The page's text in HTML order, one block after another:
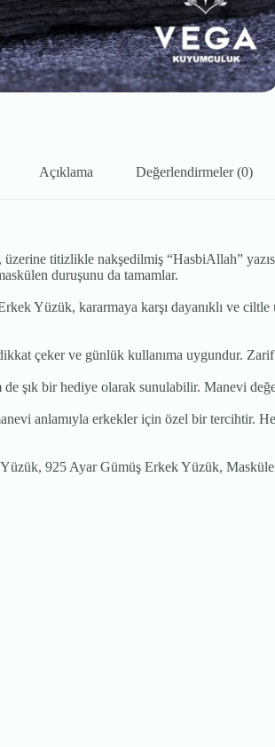
Açıklama Değerlendirmeler (0)
titizlikle nakşedilmiş “HasbiAllah”
duruşunu da tamamlar.
Yüzük, kararmaya karşı dayanıklı ve
çeker ve günlük kullanıma uygundur.
şık bir hediye olarak sunulabilir. Manevi
anlamıyla erkekler için özel bir tercihtir.
925 Ayar Gümüş Erkek Yüzük,